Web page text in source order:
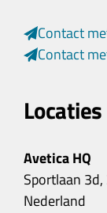
Contact
Contact
Locaties
Avetica HQ
Sportlaan
Nederland